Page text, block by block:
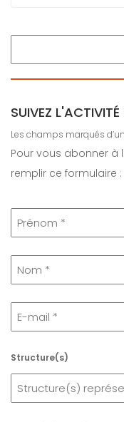
SUIVEZ
Les champs marqués d’un
Pour vous abonner à
remplir ce formulaire :
Structure(s)